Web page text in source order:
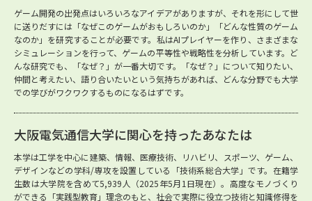
ゲーム開発の出発点はいろいろなアイデアがありますが、それを形にして世
に送りだすには「なぜこのゲームがおもしろいのか」「どんな性質のゲーム
なのか」を研究することが必要です。私はAIプレイヤーを作り、さまざまな
シミュレーションを行って、ゲームの平等性や戦略性を分析しています。ど
んな研究でも、「なぜ？」が一番大切です。「なぜ？」について知りたい、
仲間と考えたい、語り合いたいという気持ちがあれば、どんな分野でも大学
での学びがワクワクするものになるはずです。
大阪電気通信大学に関心を持ったあなたは
本学は工学を中心に建築、情報、医療技術、リハビリ、スポーツ、ゲーム、
デザインなどの学科/専攻を設置している「技術系総合大学」です。在籍学
生数は大学院を含めて5,939人（2025年5月1日現在）。高度なモノづくり
ができる「実践型教育」理念のもと、社会で実際に役立つ技術と知識修得を